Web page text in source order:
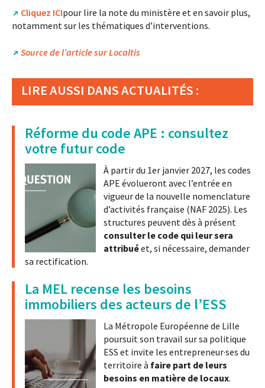
Cliquez ICIpour lire la note du ministère et en savoir plus,
notamment sur les thématiques d’interventions.
Source de l’article sur Localtis
LIRE AUSSI DANS ACTUALITÉS :
Réforme du code APE : consultez
votre futur code
À partir du 1er janvier 2027, les codes
APE évolueront avec l’entrée en
vigueur de la nouvelle nomenclature
d’activités française (NAF 2025). Les
structures peuvent dès à présent
consulter le code qui leur sera
attribuéet, si nécessaire, demander
sa rectification.
La MEL recense les besoins
immobiliers des acteurs de l’ESS
La Métropole Européenne de Lille
poursuit son travail sur sa politique
ESS et invite les entrepreneur·ses du
territoire à faire part de leurs
besoins en matière de locaux.